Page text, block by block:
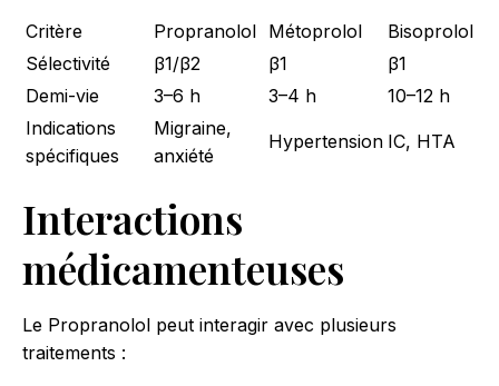
Critère Propranolol Métoprolol
Bisoprolol
Sélectivité
β1/β2 β1
β1
Demi-vie
3–6 h 3–4 h
10–12 h
Indications
spécifiques
Migraine,
anxiété
Hypertension IC, HTA
Interactions
médicamenteuses
Le Propranolol peut interagir avec plusieurs
traitements :